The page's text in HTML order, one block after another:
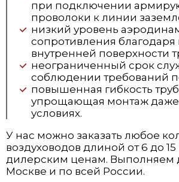
при подключении
проволоки к линии
низкий уровень
сопротивления благодаря
внутренней поверхности
неограниченный срок
соблюдении требований
повышенная гибкость
упрощающая монтаж
условиях.
У нас можно заказать любое
воздуховодов длиной от 6 до
дилерским ценам. Выполняем
Москве и по всей России.